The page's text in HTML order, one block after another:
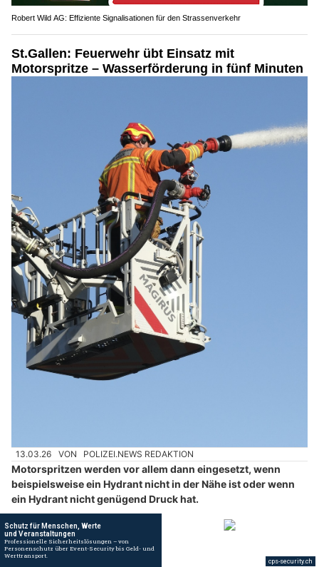
Robert Wild AG: Effiziente Signalisationen für den Strassenverkehr
St.Gallen: Feuerwehr übt Einsatz mit
Motorspritze – Wasserförderung in fünf Minuten
13.03.26 VON POLIZEI.NEWS REDAKTION
Motorspritzen werden vor allem dann eingesetzt, wenn
beispielsweise ein Hydrant nicht in der Nähe ist oder wenn
ein Hydrant nicht genügend Druck hat.
Genau für solche Situationen stehen Motorspritzen bereit –
unterstützt vom Schlauchauslegefahrzeug, um auch längere
Strecken, z.B. bis in Aussenhöfe, mit Wasser zu versorgen.